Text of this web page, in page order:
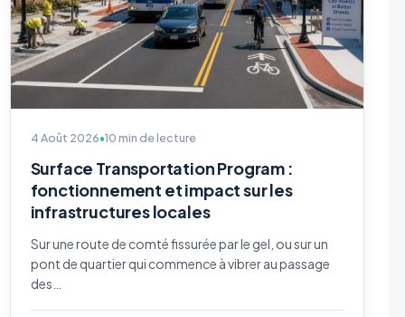
4 Août 2026•10 min de lecture
Surface Transportation Program :
fonctionnement et impact sur les
infrastructures locales
Sur une route de comté fissurée par le gel, ou sur un
pont de quartier qui commence à vibrer au passage
des…